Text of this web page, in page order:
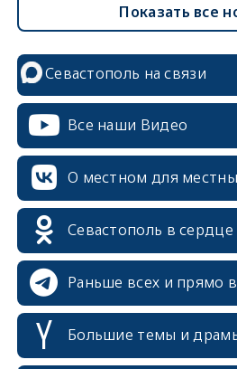
Показать все
Севастополь на связи
Все наши Видео
О местном для
Севастополь в сердце
Раньше всех и прямо
Большие темы и